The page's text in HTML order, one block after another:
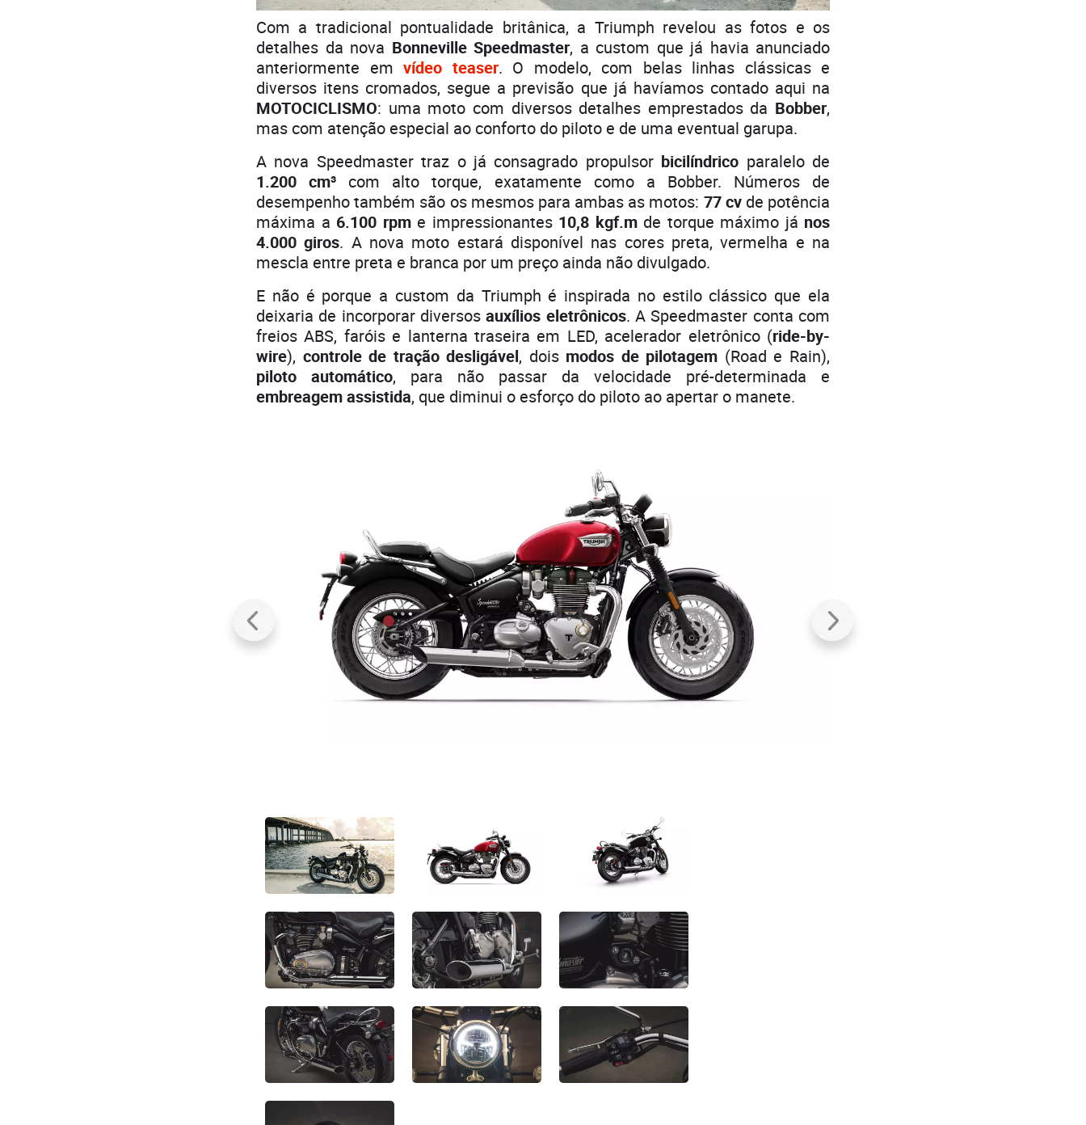
Com a tradicional pontualidade britânica, a Triumph revelou as fotos e os
detalhes da nova Bonneville Speedmaster, a custom que já havia anunciado
anteriormente em vídeo teaser. O modelo, com belas linhas clássicas e
diversos itens cromados, segue a previsão que já havíamos contado aqui na
MOTOCICLISMO: uma moto com diversos detalhes emprestados da Bobber,
mas com atenção especial ao conforto do piloto e de uma eventual garupa.
A nova Speedmaster traz o já consagrado propulsor bicilíndrico paralelo de
1.200 cm³ com alto torque, exatamente como a Bobber. Números de
desempenho também são os mesmos para ambas as motos: 77 cvde potência
máxima a 6.100 rpme impressionantes 10,8 kgf.mde torque máximo já nos
4.000 giros. A nova moto estará disponível nas cores preta, vermelha e na
mescla entre preta e branca por um preço ainda não divulgado.
E não é porque a custom da Triumph é inspirada no estilo clássico que ela
deixaria de incorporar diversosauxílios eletrônicos. A Speedmaster conta com
freios ABS, faróis e lanterna traseira em LED, acelerador eletrônico (ride-by-
wire), controle de tração desligável, dois modos de pilotagem (Road e Rain),
piloto automático, para não passar da velocidade pré-determinada e
embreagem assistida, que diminui o esforço do piloto ao apertar o manete.